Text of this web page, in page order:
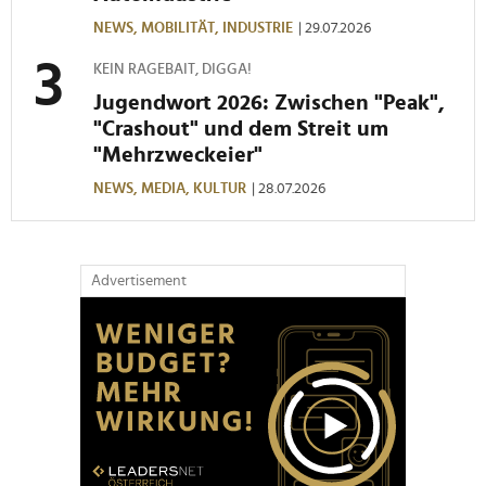
gesammelt haben.
NEWS, MOBILITÄT, INDUSTRIE | 29.07.2026
KEIN RAGEBAIT, DIGGA!
Jugendwort 2026: Zwischen "Peak",
"Crashout" und dem Streit um
"Mehrzweckeier"
NEWS, MEDIA, KULTUR | 28.07.2026
Advertisement